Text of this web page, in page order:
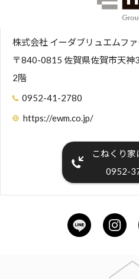
株式会社 イーダブリュエムフ
〒840-0815 佐賀県佐賀市天
2階
0952-41-2780
https://ewm.co.jp/
こねくり家
0952-